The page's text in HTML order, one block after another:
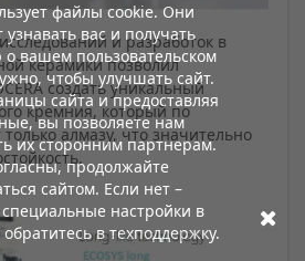
и разработок в
керамики позволил
создать уникальный
кремния, который по
алмазу, что значительно
файлы cookie. Они
вас и получать
вашем пользовательском
чтобы улучшать сайт.
сайта и предоставляя
вы позволяете нам
их сторонним партнерам.
продолжайте
сайтом. Если нет –
специальные настройки в
в техподдержку.